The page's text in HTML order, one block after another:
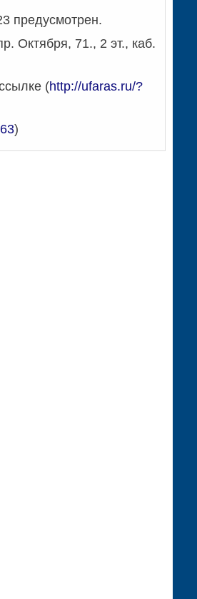
предусмотрен.
Октября, 71., 2 эт., каб.
(http://ufaras.ru/?
)